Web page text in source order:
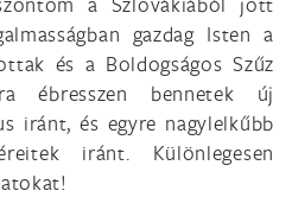
gazdag Isten a
és a Boldogságos Szűz
ébresszen bennetek új
iránt, és egyre nagylelkűbb
iránt. Különlegesen